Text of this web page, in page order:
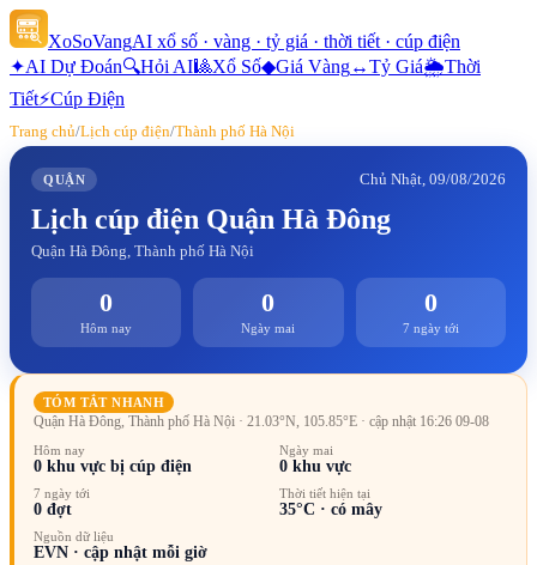
XoSoVangAI xổ số · vàng · tỷ giá · thời tiết · cúp điện
✦AI Dự Đoán🔍Hỏi AI🎱Xổ Số◆Giá Vàng↔Tỷ Giá🌦Thời
Tiết⚡Cúp Điện
Trang chủ/Lịch cúp điện/Thành phố Hà Nội
QUẬN Chủ Nhật, 09/08/2026
Lịch cúp điện Quận Hà Đông
Quận Hà Đông, Thành phố Hà Nội
0
Hôm nay
0
Ngày mai
0
7 ngày tới
TÓM TẮT NHANH
Quận Hà Đông, Thành phố Hà Nội · 21.03°N, 105.85°E · cập nhật 16:26 09-08
Hôm nay
0 khu vực bị cúp điện
Ngày mai
0khu vực
7 ngày tới
0 đợt
Thời tiết hiện tại
35°C · có mây
Nguồn dữ liệu
EVN · cập nhật mỗi giờ